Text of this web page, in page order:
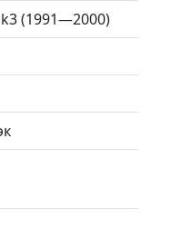
(1991—2000)